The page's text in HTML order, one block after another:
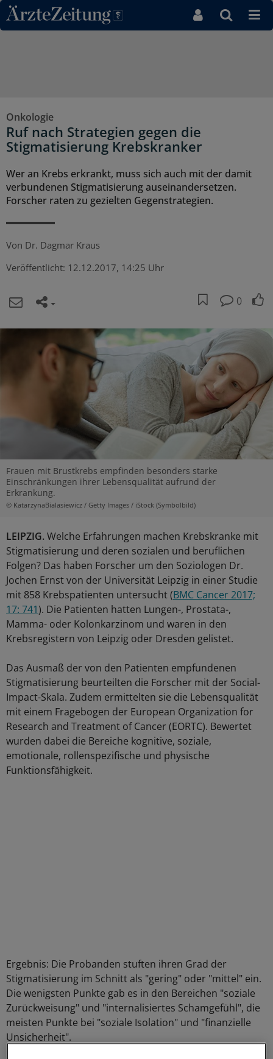
Direkt zum Inhaltsbereich
Onkologie
Ruf nach Strategien gegen die
Stigmatisierung Krebskranker
Wer an Krebs erkrankt, muss sich auch mit der damit
verbundenen Stigmatisierung auseinandersetzen.
Forscher raten zu gezielten Gegenstrategien.
Von Dr. Dagmar Kraus
Veröffentlicht: 12.12.2017, 14:25 Uhr
0
Frauen mit Brustkrebs empfinden besonders starke
Einschränkungen ihrer Lebensqualität aufrund der
Erkrankung.
© KatarzynaBialasiewicz / Getty Images / iStock (Symbolbild)
LEIPZIG.Welche Erfahrungen machen Krebskranke mit
Stigmatisierung und deren sozialen und beruflichen
Folgen? Das haben Forscher um den Soziologen Dr.
Jochen Ernst von der Universität Leipzig in einer Studie
mit 858 Krebspatienten untersucht (BMC Cancer 2017;
17: 741). Die Patienten hatten Lungen-, Prostata-,
Mamma- oder Kolonkarzinom und waren in den
Krebsregistern von Leipzig oder Dresden gelistet.
Das Ausmaß der von den Patienten empfundenen
Stigmatisierung beurteilten die Forscher mit der Social-
Impact-Skala. Zudem ermittelten sie die Lebensqualität
mit einem Fragebogen der European Organization for
Research and Treatment of Cancer (EORTC). Bewertet
wurden dabei die Bereiche kognitive, soziale,
emotionale, rollenspezifische und physische
Funktionsfähigkeit.
Ergebnis: Die Probanden stuften ihren Grad der
Stigmatisierung im Schnitt als "gering" oder "mittel" ein.
Die wenigsten Punkte gab es in den Bereichen "soziale
Zurückweisung" und "internalisiertes Schamgefühl", die
meisten Punkte bei "soziale Isolation" und "finanzielle
Unsicherheit".